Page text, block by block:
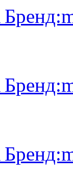
Бренд:
Бренд:
Бренд: